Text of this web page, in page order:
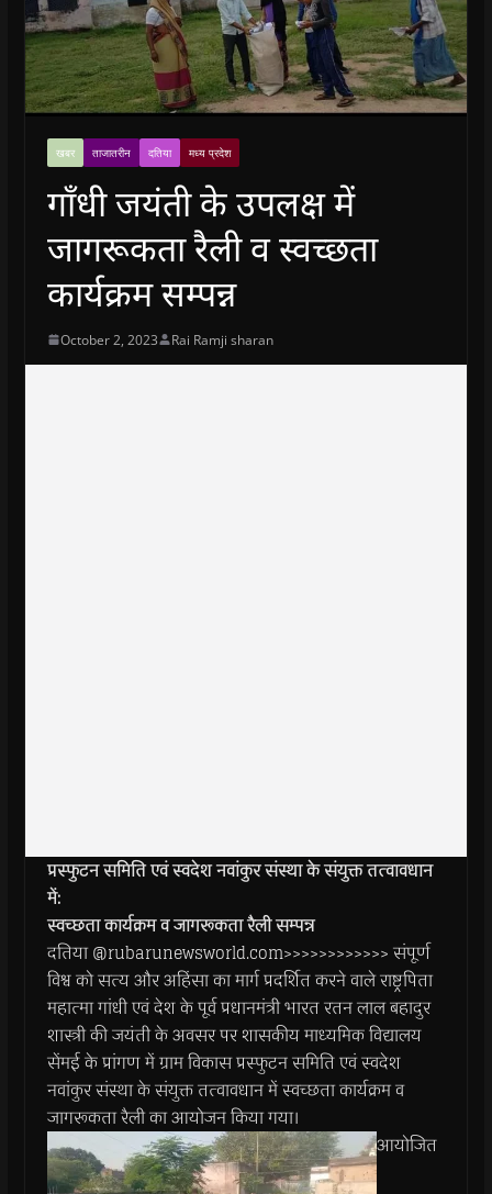
खबर ताजातरीन दतिया मध्य प्रदेश
गाँधी जयंती के उपलक्ष में
जागरूकता रैली व स्वच्छता
कार्यक्रम सम्पन्न
October 2, 2023 Rai Ramji sharan
प्रस्फुटन समिति एवं स्वदेश नवांकुर संस्था के संयुक्त तत्वावधान
में:
स्वच्छता कार्यक्रम व जागरूकता रैली सम्पन्न
दतिया @rubarunewsworld.com>>>>>>>>>>>> संपूर्ण
विश्व को सत्य और अहिंसा का मार्ग प्रदर्शित करने वाले राष्ट्रपिता
महात्मा गांधी एवं देश के पूर्व प्रधानमंत्री भारत रतन लाल बहादुर
शास्त्री की जयंती के अवसर पर शासकीय माध्यमिक विद्यालय
सेंमई के प्रांगण में ग्राम विकास प्रस्फुटन समिति एवं स्वदेश
नवांकुर संस्था के संयुक्त तत्वावधान में स्वच्छता कार्यक्रम व
जागरूकता रैली का आयोजन किया गया।
आयोजित